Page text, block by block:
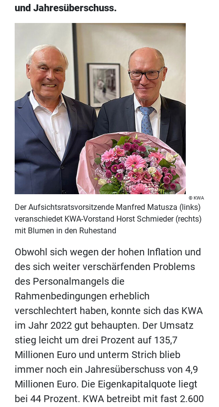
und Jahresüberschuss.
KWA
Der Aufsichtsratsvorsitzende Manfred Matusza (links)
veranschiedet KWA-Vorstand Horst Schmieder (rechts)
mit Blumen in den Ruhestand
Obwohl sich wegen der hohen Inflation und
des sich weiter verschärfenden Problems
des Personalmangels die
Rahmenbedingungen erheblich
verschlechtert haben, konnte sich das KWA
im Jahr 2022 gut behaupten. Der Umsatz
stieg leicht um drei Prozent auf 135,7
Millionen Euro und unterm Strich blieb
immer noch ein Jahresüberschuss von 4,9
Millionen Euro. Die Eigenkapitalquote liegt
bei 44 Prozent. KWA betreibt mit fast 2.600